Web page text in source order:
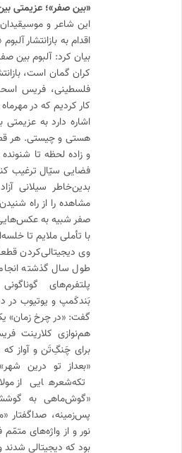
«بین صفر»؛ عزیمتی
این شاعر و
اقدام به بازانتشار
بیان کرد: آلبوم بین
کران گمان است،
فلسطینی، فریس
کار کردیم که در
اشاره دارد به عزیمتی
هستی و چیستی. هر
و زاده لحظه تا
فضایی سیّال ترغیب
بدین‌خاطر سیلانی
مشاهده را از راه
صفر شبیه به‌ عکس‌هایی
با تأملی ملایم تا
وی دیجیتالی‌کردن
طول سال گذشته
پلتفرم‌های
بَندکَمپ و یوتیوب
گفت: «در چرخ‌ زمان»
هم‌نوازی کلارینت
برای چَنگِ‌تَن و آواز
«بعداز تو درین
تکه‌شعرهایی از
«گوش‌ماهی به‌
پس‌زمینه، صداگفتار
نور و از واژه‌های متمّم
بود که دیجیتالی شدند